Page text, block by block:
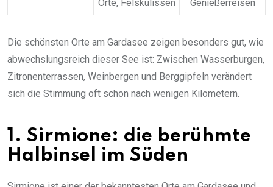
Orte, Felskulissen
Genießerreisen
Die schönsten Orte am Gardasee zeigen besonders gut, wie
abwechslungsreich dieser See ist: Zwischen Wasserburgen,
Zitronenterrassen, Weinbergen und Berggipfeln verändert
sich die Stimmung oft schon nach wenigen Kilometern.
1. Sirmione: die berühmte
Halbinsel im Süden